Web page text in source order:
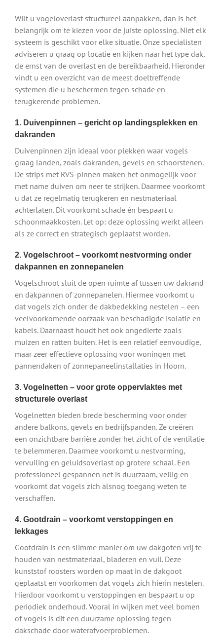
Wilt u vogeloverlast structureel aanpakken, dan is het
belangrijk om te kiezen voor de juiste oplossing. Niet elk
systeem is geschikt voor elke situatie. Onze specialisten
adviseren u graag op locatie en kijken naar het type dak,
de ernst van de overlast en de bereikbaarheid. Hieronder
vindt u een overzicht van de meest doeltreffende
systemen die u beschermen tegen schade en
terugkerende problemen.
1. Duivenpinnen – gericht op landingsplekken en
dakranden
Duivenpinnen zijn ideaal voor plekken waar vogels
graag landen, zoals dakranden, gevels en schoorstenen.
De strips met RVS-pinnen maken het onmogelijk voor
met name duiven om neer te strijken. Daarmee voorkomt
u dat ze regelmatig terugkeren en nestmateriaal
achterlaten. Dit voorkomt schade én bespaart u
schoonmaakkosten. Let op: deze oplossing werkt alleen
als ze correct en strategisch geplaatst worden.
2. Vogelschroot – voorkomt nestvorming onder
dakpannen en zonnepanelen
Vogelschroot sluit de open ruimte af tussen uw dakrand
en dakpannen of zonnepanelen. Hiermee voorkomt u
dat vogels zich onder de dakbedekking nestelen – een
veelvoorkomende oorzaak van beschadigde isolatie en
kabels. Daarnaast houdt het ook ongedierte zoals
muizen en ratten buiten. Het is een relatief eenvoudige,
maar zeer effectieve oplossing voor woningen met
pannendaken of zonnepaneelinstallaties in Hoorn.
3. Vogelnetten – voor grote oppervlaktes met
structurele overlast
Vogelnetten bieden brede bescherming voor onder
andere balkons, gevels en bedrijfspanden. Ze creëren
een onzichtbare barrière zonder het zicht of de ventilatie
te belemmeren. Daarmee voorkomt u nestvorming,
vervuiling en geluidsoverlast op grotere schaal. Een
professioneel gespannen net is duurzaam, veilig en
voorkomt dat vogels zich alsnog toegang weten te
verschaffen.
4. Gootdrain – voorkomt verstoppingen en
lekkages
Gootdrain is een slimme manier om uw dakgoten vrij te
houden van nestmateriaal, bladeren en vuil. Deze
kunststof roosters worden op maat in de dakgoot
geplaatst en voorkomen dat vogels zich hierin nestelen.
Hierdoor voorkomt u verstoppingen en bespaart u op
periodiek onderhoud. Vooral in wijken met veel bomen
of vogels is dit een duurzame oplossing tegen
dakschade door waterafvoerproblemen.